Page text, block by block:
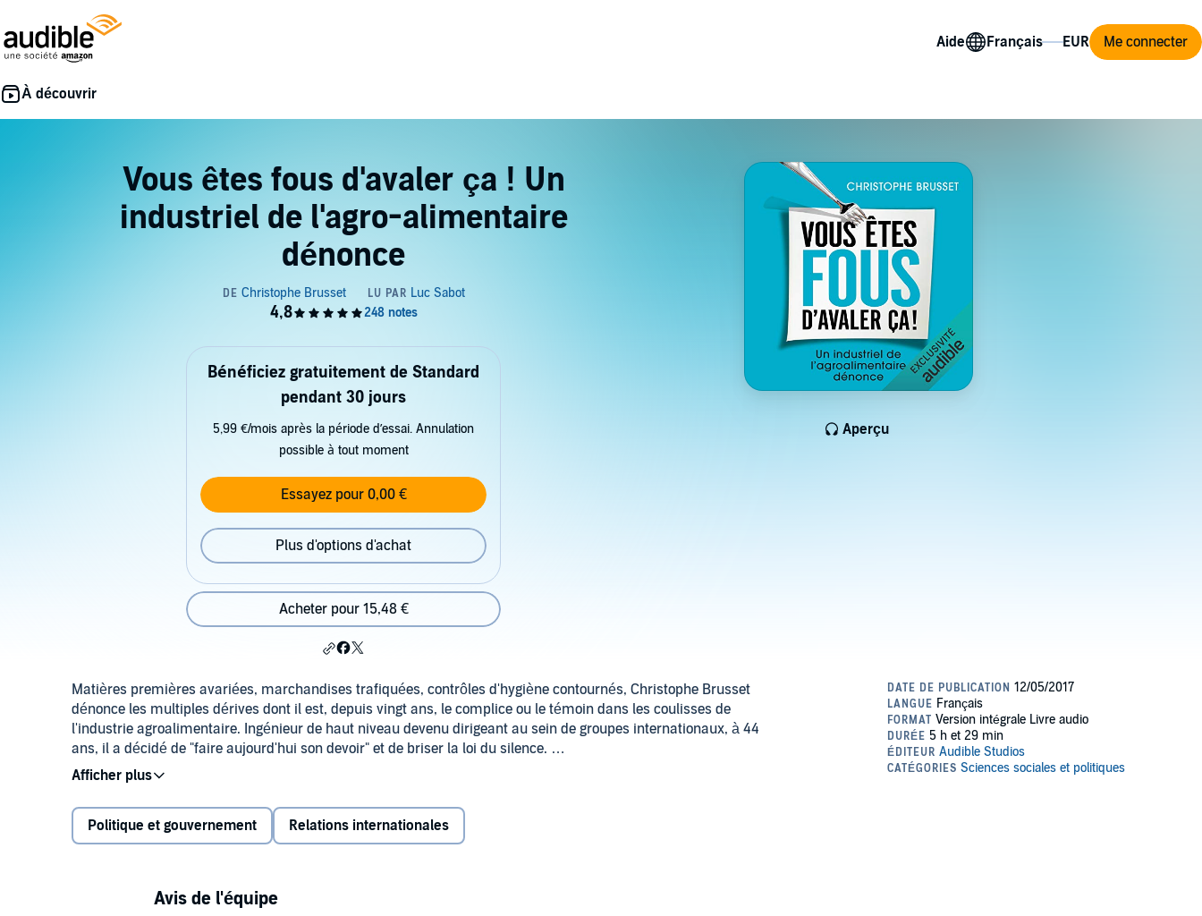
Aide Me connecter
Vous êtes fous d'avaler ça ! Un
industriel de l'agro-alimentaire
dénonce
Aperçu
Bénéficiez gratuitement de Standard
pendant 30 jours
5,99 €/mois après la période d’essai. Annulation
possible à tout moment
Essayez pour 0,00 €
Plus d'options d'achat
Acheter pour 15,48 €
Matières premières avariées, marchandises trafiquées, contrôles d'hygiène contournés, Christophe Brusset
dénonce les multiples dérives dont il est, depuis vingt ans, le complice ou le témoin dans les coulisses de
l'industrie agroalimentaire. Ingénieur de haut niveau devenu dirigeant au sein de groupes internationaux, à 44
ans, il a décidé de "faire aujourd'hui son devoir" et de briser la loi du silence.
Piment indien rempli de crottes de souris, thé vert de Chine bourré de pesticides, faux safran marocain,
viande de cheval transformée en bœuf, confiture de fraises sans fraises, origan coupé aux feuilles d'olivier,
etc. Les arnaques qu'il révèle sont nombreuses mais ses conseils rassemblés dans son
magasindevraient vous permettre d'en déjouer la plupart.
Christophe Brusset raconte la course de vitesse planétaire entre fraudeurs pour fournir aux industriels des
matières premières toujours moins chères. Son récit effarant est une plongée saisissante et pleine d'humour
Politique et gouvernement Relations internationales
Avis de l'équipe